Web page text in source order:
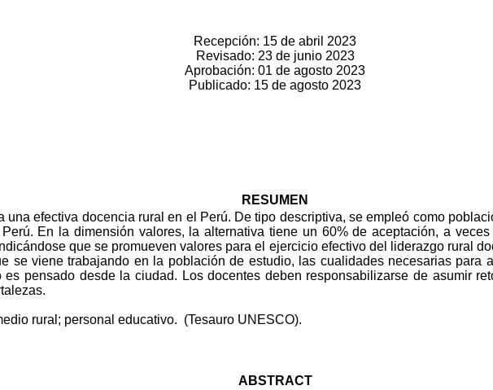
Recepción: 15 de abril 2023
Revisado: 23 de junio 2023
Aprobación: 01 de agosto 2023
Publicado: 15 de agosto 2023
RESUMEN
efectiva docencia rural en el Perú. De tipo descriptiva, se empleó como
En la dimensión valores, la alternativa tiene un 60% de aceptación, a
que se promueven valores para el ejercicio efectivo del liderazgo rural
se viene trabajando en la población de estudio, las cualidades necesarias para
pensado desde la ciudad. Los docentes deben responsabilizarse de asumir
rural; personal educativo. (Tesauro UNESCO).
ABSTRACT